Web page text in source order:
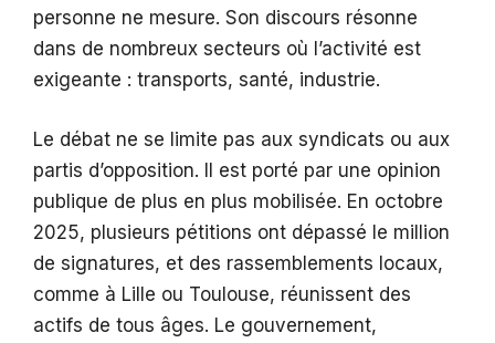
personne ne mesure. Son discours résonne
dans de nombreux secteurs où l’activité est
exigeante : transports, santé, industrie.
Le débat ne se limite pas aux syndicats ou aux
partis d’opposition. Il est porté par une opinion
publique de plus en plus mobilisée. En octobre
2025, plusieurs pétitions ont dépassé le million
de signatures, et des rassemblements locaux,
comme à Lille ou Toulouse, réunissent des
actifs de tous âges. Le gouvernement,